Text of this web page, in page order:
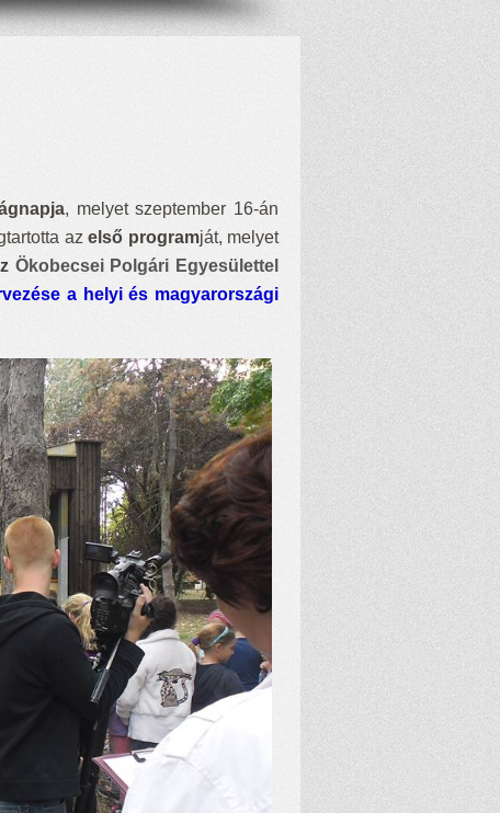
, melyet szeptember 16-án
azelső programját, melyet
Ökobecsei Polgári Egyesülettel
a helyi és magyarországi